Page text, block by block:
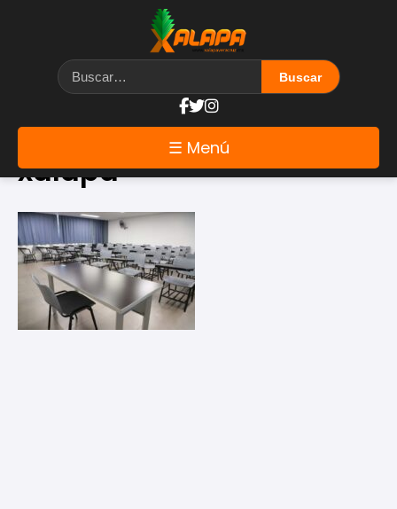
☰ Menú
Etiqueta: estudiar en
xalapa